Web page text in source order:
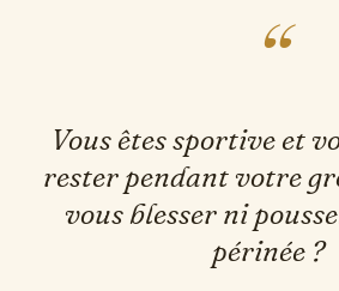
“
Vous êtes sportive et
rester pendant votre
vous blesser ni
périnée ?